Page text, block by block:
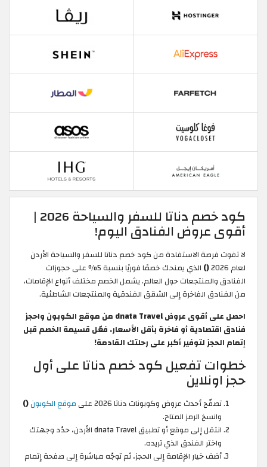
كود خصم دناتا للسفر والسياحة 2026 |
أقوى عروض الفنادق اليوم!
لا تفوت فرصة الاستفادة من كود خصم دناتا للسفر والسياحة الأردن
لعام 2026
()
الذي يمنحك خصمًا فوريًا بنسبة 5% على حجوزات
الفنادق والمنتجعات حول العالم. يشمل الخصم مختلف أنواع الإقامات،
من الفنادق الفاخرة إلى الشقق الفندقية والمنتجعات الشاطئية.
احصل على أقوى عروض dnata Travel من موقع الكوبون واحجز
فنادق اقتصادية أو فاخرة بأقل الأسعار. فعّل قسيمة الخصم قبل
إتمام الحجز لتوفير أكبر على رحلتك القادمة!
خطوات تفعيل كود خصم دناتا على أول
حجز اونلاين
تصفّح أحدث عروض وكوبونات دناتا 2026 على موقع الكوبون()
وانسخ الرمز المتاح.
انتقل إلى موقع أو تطبيق dnata Travel الأردن، حدّد وجهتك
واختر الفندق الذي تريده.
أضف خيار الإقامة إلى الحجز، ثم توجّه مباشرة إلى صفحة إتمام